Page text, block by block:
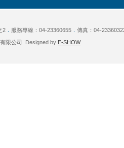
2 ． 服務專線：04-23360655 ． 傳真：04-
限公司. Designed by E-SHOW